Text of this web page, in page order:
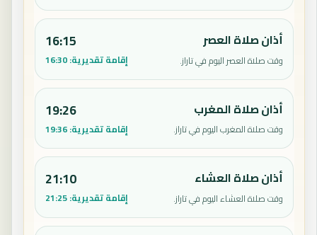
أذان صلاة العصر
وقت صلاة العصر اليوم في تاراز.
16:15
إقامة تقديرية:16:30
أذان صلاة المغرب
وقت صلاة المغرب اليوم في تاراز.
19:26
إقامة تقديرية:19:36
أذان صلاة العشاء
وقت صلاة العشاء اليوم في تاراز.
21:10
إقامة تقديرية:21:25